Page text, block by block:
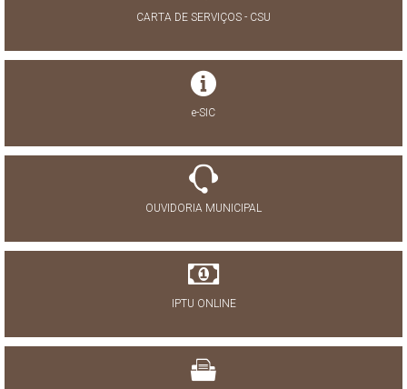
CARTA DE SERVIÇOS - CSU
e-SIC
OUVIDORIA MUNICIPAL
IPTU ONLINE